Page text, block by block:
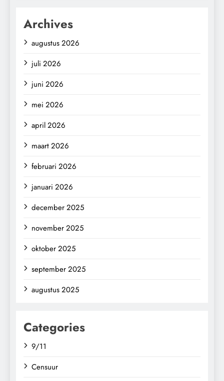
Archives
augustus 2026
juli 2026
juni 2026
mei 2026
april 2026
maart 2026
februari 2026
januari 2026
december 2025
november 2025
oktober 2025
september 2025
augustus 2025
Categories
9/11
Censuur